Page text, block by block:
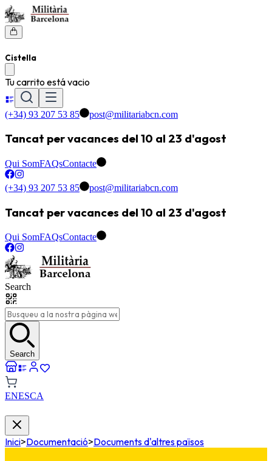
Cistella
Tu carrito está vacio
(+34) 93 207 53 85 post@militariabcn.com
Tancat per vacances del 10 al 23 d'agost
Qui SomFAQsContacte
(+34) 93 207 53 85 post@militariabcn.com
Tancat per vacances del 10 al 23 d'agost
Qui SomFAQsContacte
Search
Search
ENESCA
Inici>Documentació>Documents d'altres països